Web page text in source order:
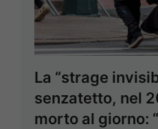
La “strage
senzatetto, nel
morto al giorno: